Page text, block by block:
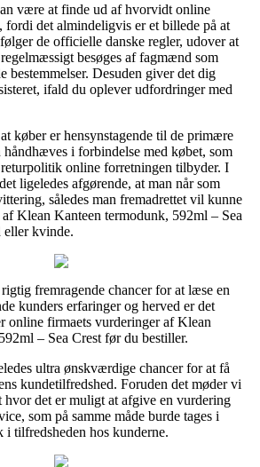
være at finde ud af hvorvidt online
det almindeligvis er et billede på at
de officielle danske regler, udover at
besøges af fagmænd som
bestemmelser. Desuden giver det dig
ifald du oplever udfordringer med
køber er hensynstagende til de primære
håndhæves i forbindelse med købet, som
online forretningen tilbyder. I
ligeledes afgørende, at man når som
således man fremadrettet vil kunne
Klean Kanteen termodunk, 592ml – Sea
eller kvinde.
fremragende chancer for at læse en
kunders erfaringer og herved er det
online firmaets vurderinger af Klean
– Sea Crest før du bestiller.
ultra ønskværdige chancer for at få
kundetilfredshed. Foruden det møder vi
hvor det er muligt at afgive en vurdering
som på samme måde burde tages i
tilfredsheden hos kunderne.